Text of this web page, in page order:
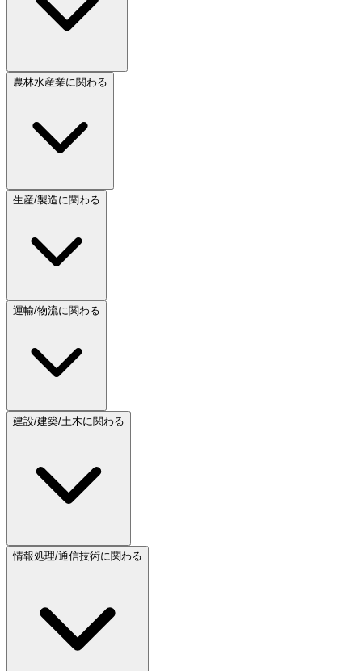
農林水産業に関わる
生産/製造に関わる
運輸/物流に関わる
建設/建築/土木に関わる
情報処理/通信技術に関わる